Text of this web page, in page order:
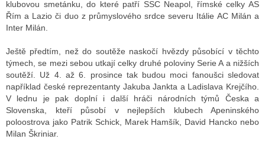
klubovou smetánku, do které patří SSC Neapol, římské celky AS
Řím a Lazio či duo z průmyslového srdce severu Itálie AC Milán a
Inter Milán.
Ještě předtím, než do soutěže naskočí hvězdy působící v těchto
týmech, se mezi sebou utkají celky druhé poloviny Serie A a nižších
soutěží. Už 4. až 6. prosince tak budou moci fanoušci sledovat
například české reprezentanty Jakuba Jankta a Ladislava Krejčího.
V lednu je pak doplní i další hráči národních týmů Česka a
Slovenska, kteří působí v nejlepších klubech Apeninského
poloostrova jako Patrik Schick, Marek Hamšík, David Hancko nebo
Milan Škriniar.